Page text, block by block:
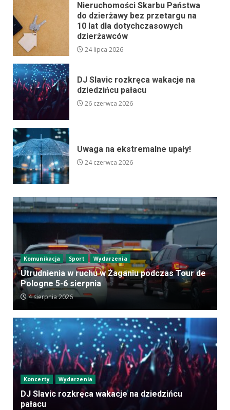
Nieruchomości Skarbu Państwa
do dzierżawy bez przetargu na
10 lat dla dotychczasowych
dzierżawców
24 lipca 2026
DJ Slavic rozkręca wakacje na
dziedzińcu pałacu
26 czerwca 2026
Uwaga na ekstremalne upały!
24 czerwca 2026
Komunikacja Sport Wydarzenia
Utrudnienia w ruchu w Żaganiu podczas Tour de
Pologne 5-6 sierpnia
4 sierpnia 2026
Koncerty Wydarzenia
DJ Slavic rozkręca wakacje na dziedzińcu
pałacu